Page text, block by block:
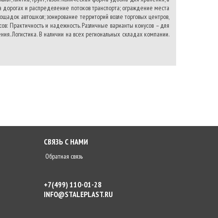
и распределение потоков транспорта; ограждение места
автошкол; зонирование территорий возле торговых центров,
Практичность и надежность. Различные варианты конусов – для
Логистика. В наличии на всех региональных складах компании.
СВЯЗЬ С НАМИ
Обратная связь
+7(499) 110-01-28
INFO@STALEPLAST.RU